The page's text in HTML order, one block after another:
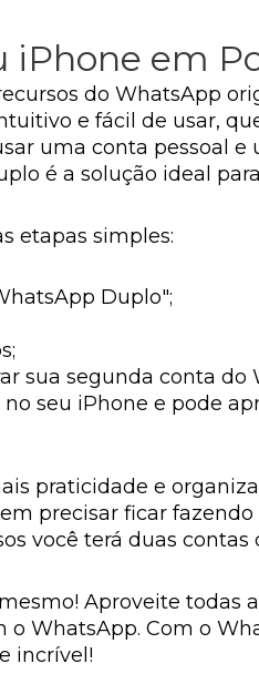
em
do WhatsApp
e fácil de usar,
uma conta pessoal
é a solução ideal
etapas simples:
Duplo";
sua segunda conta do
seu iPhone e pode
praticidade e
precisar ficar
você terá duas
Aproveite todas
WhatsApp. Com o
incrível!